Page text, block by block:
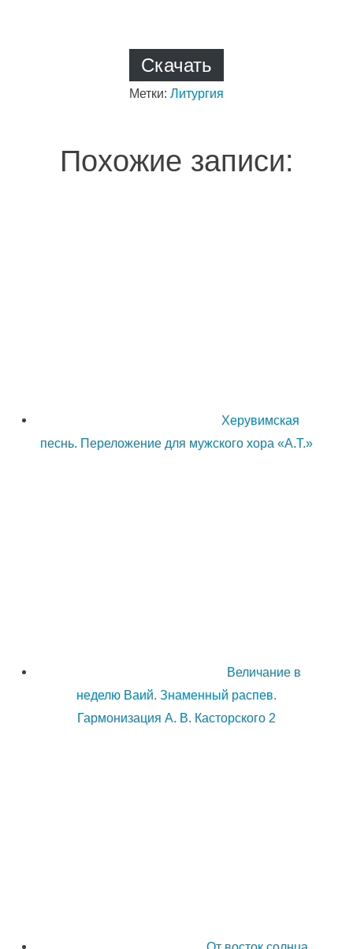
Скачать
Метки: Литургия
Похожие записи:
Херувимская
песнь. Переложение для мужского хора «А.Т.»
Величание в
неделю Ваий. Знаменный распев.
Гармонизация А. В. Касторского 2